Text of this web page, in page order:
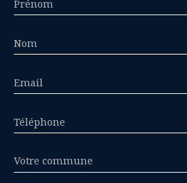
Prénom
Nom
Email
Téléphone
Votre commune